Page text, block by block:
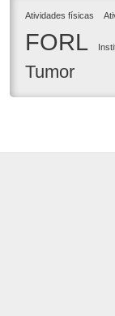
Atividades físicas
FORL
Tumor